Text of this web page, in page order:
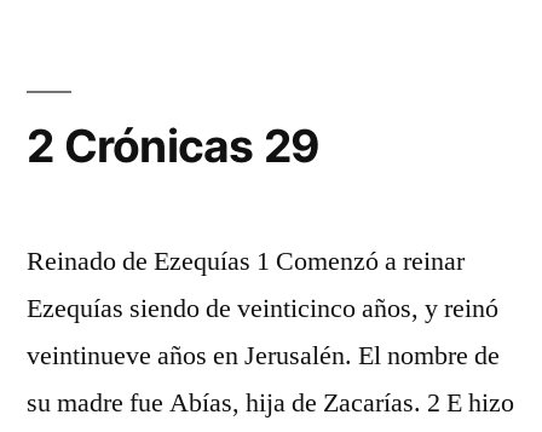
2 Crónicas 29
Reinado de Ezequías 1 Comenzó a reinar
Ezequías siendo de veinticinco años, y reinó
veintinueve años en Jerusalén. El nombre de
su madre fue Abías, hija de Zacarías. 2 E hizo